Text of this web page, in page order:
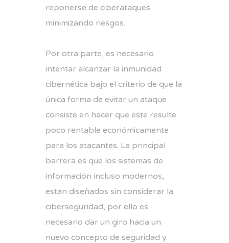
reponerse de ciberataques
minimizando riesgos.
Por otra parte, es necesario
intentar alcanzar la inmunidad
cibernética bajo el criterio de que la
única forma de evitar un ataque
consiste en hacer que este resulte
poco rentable económicamente
para los atacantes. La principal
barrera es que los sistemas de
información incluso modernos,
están diseñados sin considerar la
ciberseguridad, por ello es
necesario dar un giro hacia un
nuevo concepto de seguridad y